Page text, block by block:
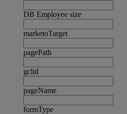
DB Employee size
marketoTarget
pagePath
gclid
pageName
formType